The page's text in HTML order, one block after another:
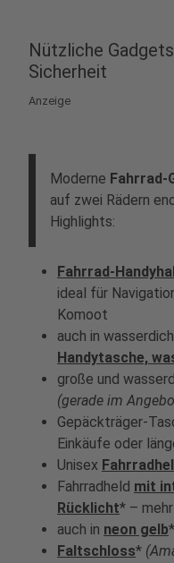
Nützliche
Sicherheit
Anzeige
Moderne Fahrrad-
auf zwei Rädern
Highlights:
Fahrrad-
ideal für
Komoot
auch in
Handytasche,
große und
(gerade im
Gepäckträger-
Einkäufe oder
Unisex
Fahrradheld mit
Rücklicht* –
auch in neon gelb
Faltschloss*